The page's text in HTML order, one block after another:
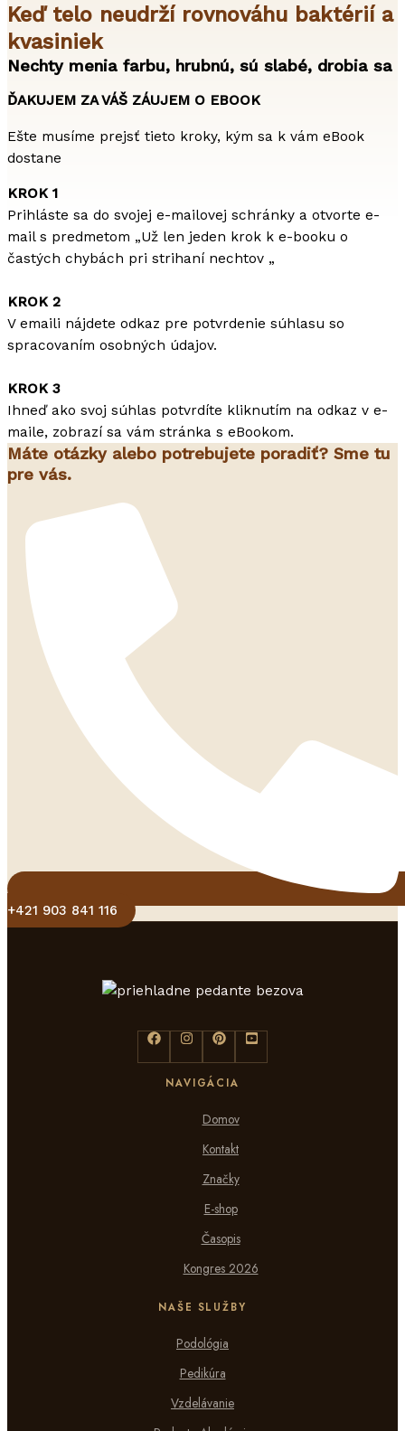
Keď telo neudrží rovnováhu baktérií a
kvasiniek
Nechty menia farbu, hrubnú, sú slabé, drobia sa
ĎAKUJEM ZA VÁŠ ZÁUJEM O EBOOK
Ešte musíme prejsť tieto kroky, kým sa k vám eBook
dostane
KROK 1
Prihláste sa do svojej e-mailovej schránky a otvorte e-
mail s predmetom „Už len jeden krok k e-booku o
častých chybách pri strihaní nechtov „
KROK 2
V emaili nájdete odkaz pre potvrdenie súhlasu so
spracovaním osobných údajov.
KROK 3
Ihneď ako svoj súhlas potvrdíte kliknutím na odkaz v e-
maile, zobrazí sa vám stránka s eBookom.
Máte otázky alebo potrebujete poradiť? Sme tu
pre vás.
+421 903 841 116
Domov
Kontakt
Značky
E-shop
Časopis
Kongres 2026
NAŠE SLUŽBY
Podológia
Pedikúra
Vzdelávanie